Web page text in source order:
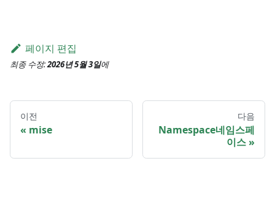
페이지 편집
최종 수정:2026년 5월 3일에
이전
mise
다음
Namespace네임스페
이스